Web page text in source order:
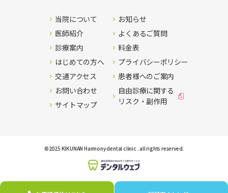
当院について
医師紹介
診療案内
はじめての方へ
交通アクセス
お問い合わせ
サイトマップ
お知らせ
よくあるご質問
料金表
プライバシーポリシー
患者様へのご案内
自由診療に関する
リスク・副作用
©2025 KIKUNAN Harmony dental clinic . all rights reserved.